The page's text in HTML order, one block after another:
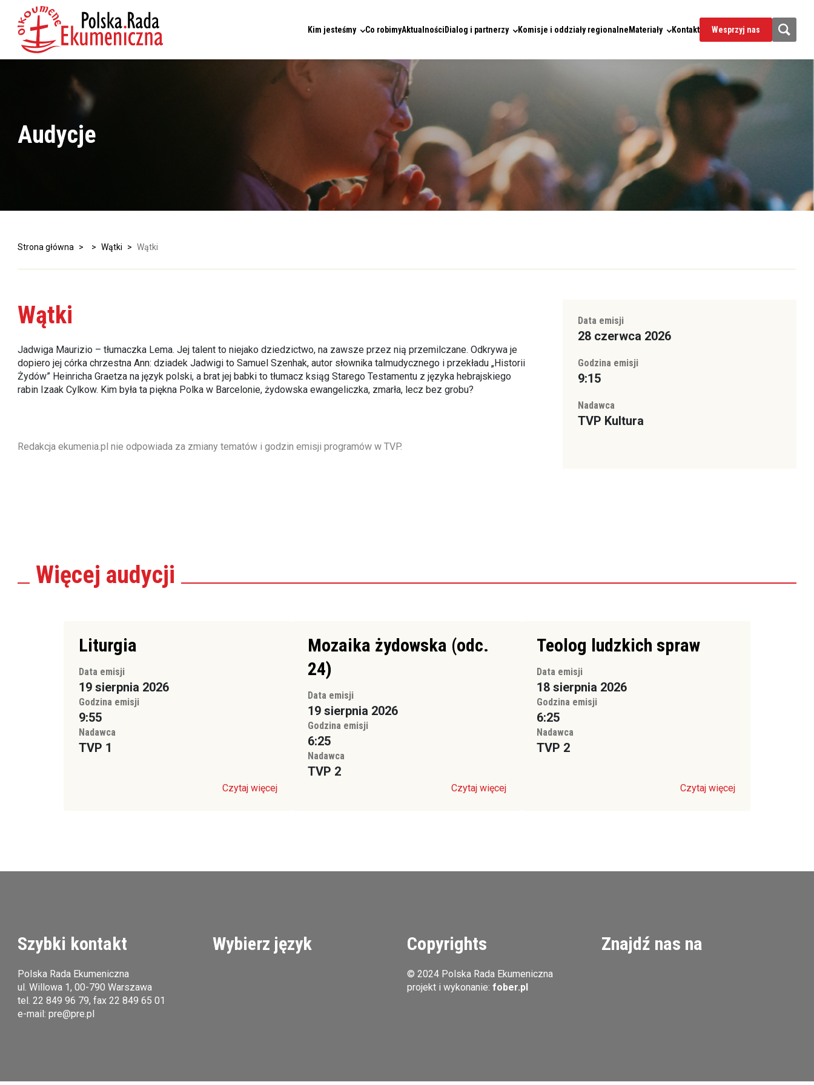
Kim jesteśmy Co robimyAktualnościDialog i partnerzy Komisje i oddziały regionalneMateriały Kontakt Wesprzyj nas
Audycje
Strona główna > > Wątki > Wątki
Wątki
Jadwiga Maurizio – tłumaczka Lema. Jej talent to niejako dziedzictwo, na zawsze przez nią przemilczane. Odkrywa je
dopiero jej córka chrzestna Ann: dziadek Jadwigi to Samuel Szenhak, autor słownika talmudycznego i przekładu „Historii
Żydów” Heinricha Graetza na język polski, a brat jej babki to tłumacz ksiąg Starego Testamentu z języka hebrajskiego
rabin Izaak Cylkow. Kim była ta piękna Polka w Barcelonie, żydowska ewangeliczka, zmarła, lecz bez grobu?
Redakcja ekumenia.pl nie odpowiada za zmiany tematów i godzin emisji programów w TVP.
Data emisji
28 czerwca 2026
Godzina emisji
9:15
Nadawca
TVP Kultura
Więcej audycji
Liturgia
Data emisji
19 sierpnia 2026
Godzina emisji
9:55
Nadawca
TVP 1
Czytaj więcej
Mozaika żydowska (odc.
24)
Data emisji
19 sierpnia 2026
Godzina emisji
6:25
Nadawca
TVP 2
Czytaj więcej
Teolog ludzkich spraw
Data emisji
18 sierpnia 2026
Godzina emisji
6:25
Nadawca
TVP 2
Czytaj więcej
Szybki kontakt
Polska Rada Ekumeniczna
ul. Willowa 1, 00-790 Warszawa
tel.22 849 96 79, fax 22 849 65 01
e-mail:pre@pre.pl
Wybierz język Copyrights
© 2024 Polska Rada Ekumeniczna
projekt i wykonanie: fober.pl
Znajdź nas na